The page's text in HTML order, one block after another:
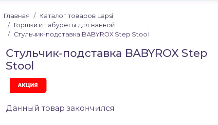
Главная
Каталог товаров Lapsi
Горшки и табуреты для ванной
Стульчик-подставка BABYROX Step Stool
Стульчик-подставка BABYROX Step
Stool
Данный товар закончился